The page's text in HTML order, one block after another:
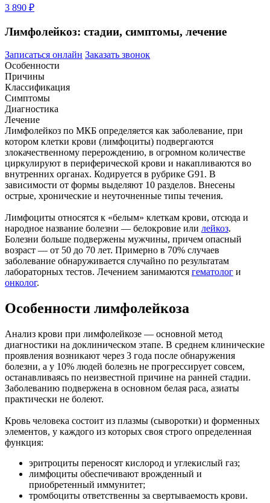
3 890 ₽
Лимфолейкоз: стадии, симптомы, лечение
Записаться онлайн Заказать звонок
Особенности
Причины
Классификация
Симптомы
Диагностика
Лечение
Лимфолейкоз по МКБ определяется как заболевание, при
котором клетки крови (лимфоциты) подвергаются
злокачественному перерождению, в огромном количестве
циркулируют в периферической крови и накапливаются во
внутренних органах. Кодируется в рубрике G91. В
зависимости от формы выделяют 10 разделов. Внесены
острые, хронические и неуточненные типы течения.
Лимфоциты относятся к «белым» клеткам крови, отсюда и
народное название болезни — белокровие или лейкоз.
Болезни больше подвержены мужчины, причем опасный
возраст ― от 50 до 70 лет. Примерно в 70% случаев
заболевание обнаруживается случайно по результатам
лабораторных тестов. Лечением занимаются гематолог и
онколог.
Особенности лимфолейкоза
Анализ крови при лимфолейкозе — основной метод
диагностики на доклиническом этапе. В среднем клинические
проявления возникают через 3 года после обнаружения
болезни, а у 10% людей болезнь не прогрессирует совсем,
останавливаясь по неизвестной причине на ранней стадии.
Заболеванию подвержена в основном белая раса, азиаты
практически не болеют.
Кровь человека состоит из плазмы (сыворотки) и форменных
элементов, у каждого из которых своя строго определенная
функция:
эритроциты переносят кислород и углекислый газ;
лимфоциты обеспечивают врожденный и
приобретенный иммунитет;
тромбоциты ответственны за свертываемость крови.